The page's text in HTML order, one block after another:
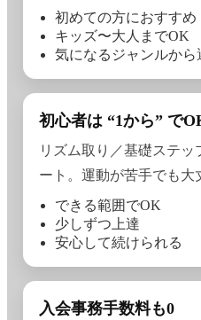
初めての方におすすめ
キッズ〜大人までOK
気になるジャンルから
初心者は “1から” で
リズム取り／基礎ステッ
ート。運動が苦手でも大
できる範囲でOK
少しずつ上達
安心して続けられる
入会事務手数料も0